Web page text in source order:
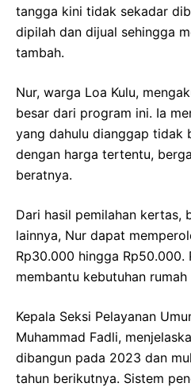
tangga kini tidak sekadar
dipilah dan dijual sehingga
tambah.
Nur, warga Loa Kulu,
besar dari program ini. Ia
yang dahulu dianggap tidak
dengan harga tertentu,
beratnya.
Dari hasil pemilahan kertas,
lainnya, Nur dapat
Rp30.000 hingga Rp50.000.
membantu kebutuhan
Kepala Seksi Pelayanan
Muhammad Fadli,
dibangun pada 2023 dan
tahun berikutnya. Sistem